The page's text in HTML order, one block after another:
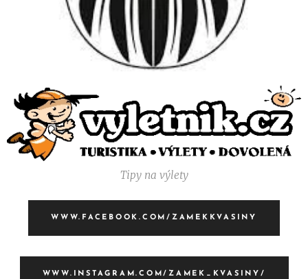
Tipy na výlety
WWW.FACEBOOK.COM/ZAMEKKVASINY
WWW.INSTAGRAM.COM/ZAMEK_KVASINY/